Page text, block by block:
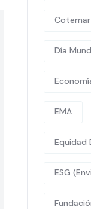
Cotemar
Día
EMA
Equidad
ESG